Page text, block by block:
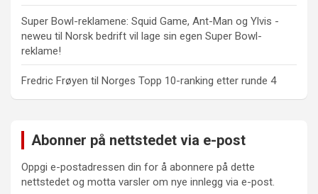
Super Bowl-reklamene: Squid Game, Ant-Man og Ylvis -
neweu til Norsk bedrift vil lage sin egen Super Bowl-
reklame!
Fredric Frøyen til Norges Topp 10-ranking etter runde 4
Abonner på nettstedet via e-post
Oppgi e-postadressen din for å abonnere på dette
nettstedet og motta varsler om nye innlegg via e-post.